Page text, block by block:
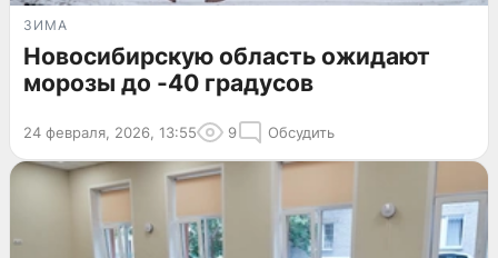
ЗИМА
Новосибирскую область ожидают
морозы до -40 градусов
24 февраля, 2026, 13:55 9 Обсудить